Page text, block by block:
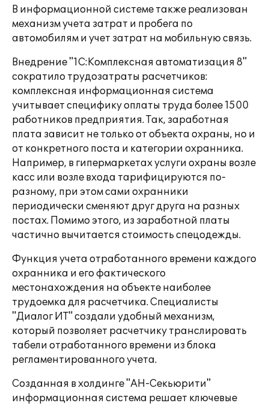
В информационной системе также реализован
механизм учета затрат и пробега по
автомобилям и учет затрат на мобильную связь.
Внедрение "1С:Комплексная автоматизация 8"
сократило трудозатраты расчетчиков:
комплексная информационная система
учитывает специфику оплаты труда более 1500
работников предприятия. Так, заработная
плата зависит не только от объекта охраны, но и
от конкретного поста и категории охранника.
Например, в гипермаркетах услуги охраны возле
касс или возле входа тарифицируются по-
разному, при этом сами охранники
периодически сменяют друг друга на разных
постах. Помимо этого, из заработной платы
частично вычитается стоимость спецодежды.
Функция учета отработанного времени каждого
охранника и его фактического
местонахождения на объекте наиболее
трудоемка для расчетчика. Специалисты
"Диалог ИТ" создали удобный механизм,
который позволяет расчетчику транслировать
табели отработанного времени из блока
регламентированного учета.
Созданная в холдинге "АН-Секьюрити"
информационная система решает ключевые